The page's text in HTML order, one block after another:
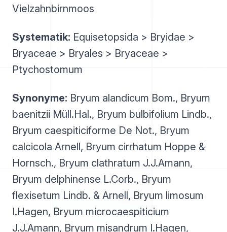
Vielzahnbirnmoos
Systematik: Equisetopsida > Bryidae >
Bryaceae > Bryales > Bryaceae >
Ptychostomum
Synonyme: Bryum alandicum Bom., Bryum
baenitzii Müll.Hal., Bryum bulbifolium Lindb.,
Bryum caespiticiforme De Not., Bryum
calcicola Arnell, Bryum cirrhatum Hoppe &
Hornsch., Bryum clathratum J.J.Amann,
Bryum delphinense L.Corb., Bryum
flexisetum Lindb. & Arnell, Bryum limosum
I.Hagen, Bryum microcaespiticium
J.J.Amann, Bryum misandrum I.Hagen,